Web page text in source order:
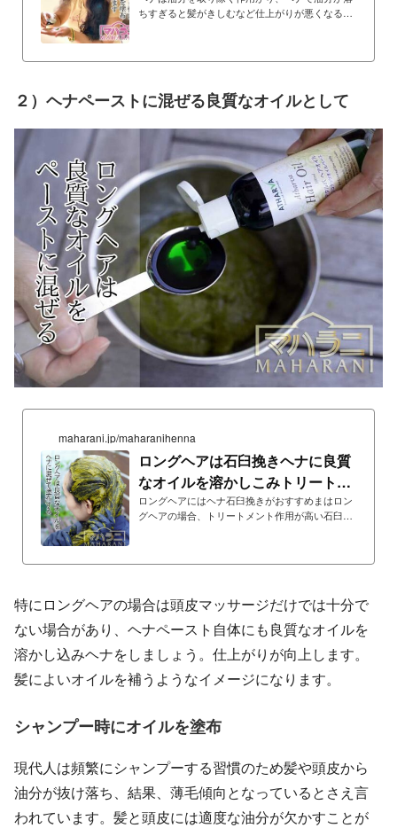
ちすぎると髪がきしむなど仕上がりが悪くなるた
２）ヘナペーストに混ぜる良質なオイルとして
maharani.jp/maharanihenna
ロングヘアは石臼挽きヘナに良質
なオイルを溶かしこみトリートメ
ントアップ
ロングヘアにはヘナ石臼挽きがおすすめまはロン
グヘアの場合、トリートメント作用が高い石臼挽
オイルやヘッドマッサージオイルがおすすめまは
ッサージだけでは髪の末端にオイルが届きにくい
ため、ヘナ自体にもオイルを溶かし込み、ヘナ石
臼挽き＋アタルバの良質なオイルで、頭皮ケアと
トリートメント力アップです。ヘナ石臼挽きにた
っぷりのアタ...
特にロングヘアの場合は頭皮マッサージだけでは十分で
ない場合があり、ヘナペースト自体にも良質なオイルを
溶かし込みヘナをしましょう。仕上がりが向上します。
髪によいオイルを補うようなイメージになります。
シャンプー時にオイルを塗布
現代人は頻繁にシャンプーする習慣のため髪や頭皮から
油分が抜け落ち、結果、薄毛傾向となっているとさえ言
われています。髪と頭皮には適度な油分が欠かすことが